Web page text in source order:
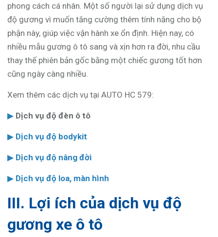
phong cách cá nhân. Một số người lại sử dụng dịch vụ
độ gương vì muốn tăng cường thêm tính năng cho bộ
phận này, giúp việc vận hành xe ổn định. Hiện nay, có
nhiều mẫu gương ô tô sang và xịn hơn ra đời, nhu cầu
thay thế phiên bản gốc bằng một chiếc gương tốt hơn
cũng ngày càng nhiều.
Xem thêm các dịch vụ tại AUTO HC 579:
▶ Dịch vụ độ đèn ô tô
▶ Dịch vụ độ bodykit
▶ Dịch vụ độ nâng đời
▶ Dịch vụ độ loa, màn hình
III. Lợi ích của dịch vụ độ
gương xe ô tô